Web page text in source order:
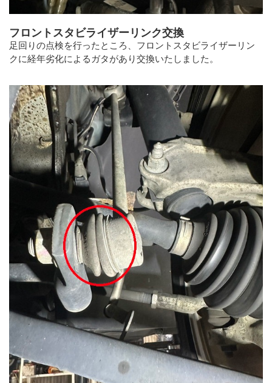
フロントスタビライザーリンク交換
足回りの点検を行ったところ、フロントスタビライザーリン
クに経年劣化によるガタがあり交換いたしました。